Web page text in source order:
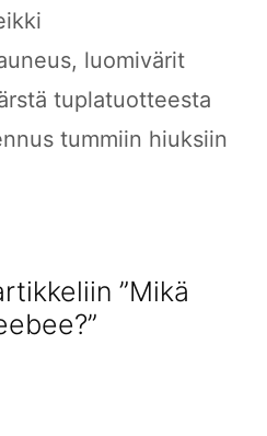
, luomivärit
tuplatuotteesta
tummiin hiuksiin
”Mikä